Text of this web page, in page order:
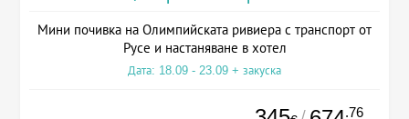
Мини почивка на Олимпийската ривиера с транспорт от
Русе и настаняване в хотел
Дата: 18.09 - 23.09 + закуска
.76